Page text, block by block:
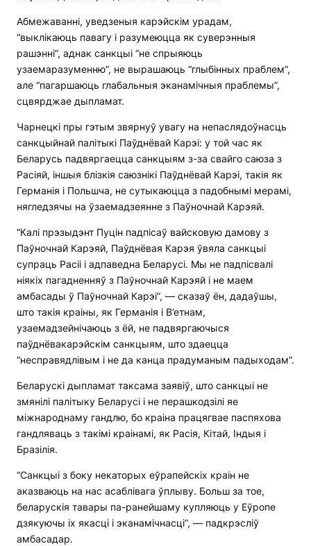
Абмежаванні, уведзеныя карэйскім урадам,
“выклікаюць павагу і разумеюцца як суверэнныя
рашэнні”, аднак санкцыі “не спрыяюць
узаемаразуменню”, не вырашаюць “глыбінных праблем”,
але “пагаршаюць глабальныя эканамічныя праблемы”,
сцвярджае дыпламат.
Чарнецкі пры гэтым звярнуў увагу на непаслядоўнасць
санкцыйнай палітыкі Паўднёвай Карэі: у той час як
Беларусь падвяргаецца санкцыям з-за свайго саюза з
Расіяй, іншыя блізкія саюзнікі Паўднёвай Карэі, такія як
Германія і Польшча, не сутыкаюцца з падобнымі мерамі,
нягледзячы на ​​ўзаемадзеянне з Паўночнай Карэяй.
“Калі прэзыдэнт Пуцін падпісаў вайсковую дамову з
Паўночнай Карэяй, Паўднёвая Карэя ўвяла санкцыі
супраць Расіі і адпаведна Беларусі. Мы не падпісвалі
ніякіх пагадненняў з Паўночнай Карэяй і не маем
амбасады ў Паўночнай Карэі”, — сказаў ён, дадаўшы,
што такія краіны, як Германія і В’етнам,
узаемадзейнічаюць з ёй, не падвяргаючыся
паўднёвакарэйскім санкцыям, што здаецца
“несправядлівым і не да канца прадуманым падыходам”.
Беларускі дыпламат таксама заявіў, што санкцыі не
змянілі палітыку Беларусі і не перашкодзілі яе
міжнароднаму гандлю, бо краіна працягвае паспяхова
гандляваць з такімі краінамі, як Расія, Кітай, Індыя і
Бразілія.
“Санкцыі з боку некаторых еўрапейскіх краін не
аказваюць на нас асаблівага ўплыву. Больш за тое,
беларускія тавары па-ранейшаму купляюць у Еўропе
дзякуючы іх якасці і эканамічнасці”, — падкрэсліў
амбасадар.